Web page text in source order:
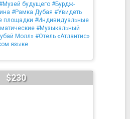
будущего #Бурдж-
#Рамка Дубая #Увидеть
площадки #Индивидуальные
#Музыкальный
Молл» #Отель «Атлантис»
языке
$230